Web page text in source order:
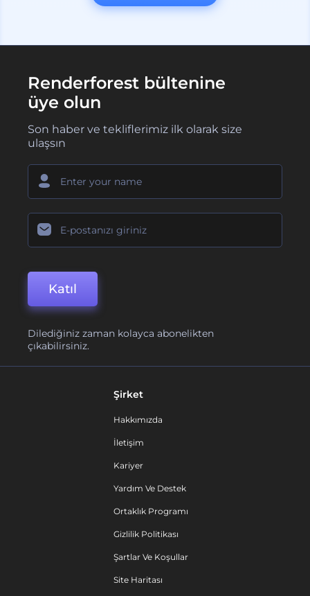
Renderforest bültenine
üye olun
Son haber ve tekliflerimiz ilk olarak size
ulaşsın
Katıl
Dilediğiniz zaman kolayca abonelikten
çıkabilirsiniz.
Şirket
Hakkımızda
İletişim
Kariyer
Yardım Ve Destek
Ortaklık Programı
Gizlilik Politikası
Şartlar Ve Koşullar
Site Haritası